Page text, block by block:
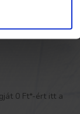
0 Ft*-ért itt a